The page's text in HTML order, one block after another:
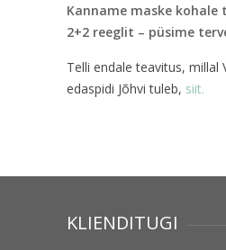
Kanname maske kohale
2+2 reeglit – püsime
Telli endale teavitus, millal
edaspidi Jõhvi tuleb, siit.
KLIENDITUGI